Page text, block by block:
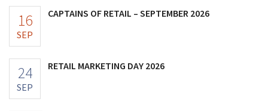
16
SEP
CAPTAINS OF RETAIL – SEPTEMBER 2026
24
SEP
RETAIL MARKETING DAY 2026